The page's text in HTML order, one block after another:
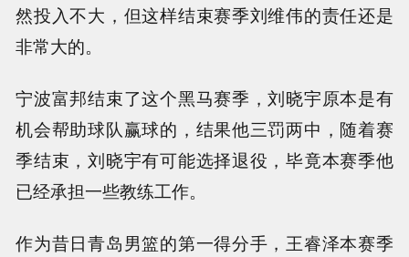
然投入不大，但这样结束赛季刘维伟的责任还是
非常大的。
宁波富邦结束了这个黑马赛季，刘晓宇原本是有
机会帮助球队赢球的，结果他三罚两中，随着赛
季结束，刘晓宇有可能选择退役，毕竟本赛季他
已经承担一些教练工作。
作为昔日青岛男篮的第一得分手，王睿泽本赛季